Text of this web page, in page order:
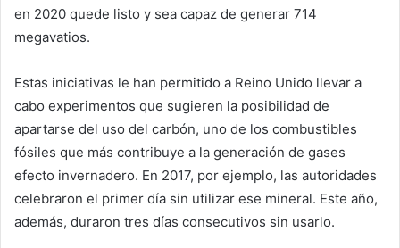
en 2020 quede listo y sea capaz de generar 714
megavatios.
Estas iniciativas le han permitido a Reino Unido llevar a
cabo experimentos que sugieren la posibilidad de
apartarse del uso del carbón, uno de los combustibles
fósiles que más contribuye a la generación de gases
efecto invernadero. En 2017, por ejemplo, las autoridades
celebraron el primer día sin utilizar ese mineral. Este año,
además, duraron tres días consecutivos sin usarlo.